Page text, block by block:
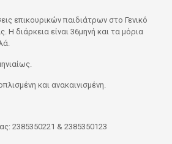
επικουρικών παιδιάτρων στο Γενικό
διάρκεια είναι 36μηνή και τα μόρια
και ανακαινισμένη.
2385350221 & 2385350123